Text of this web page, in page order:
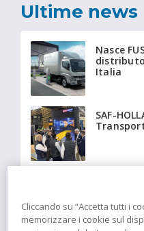
Ultime news
Nasce
Italia
SAF-
Cliccando su “Accetta tutti i
memorizzare i cookie sul